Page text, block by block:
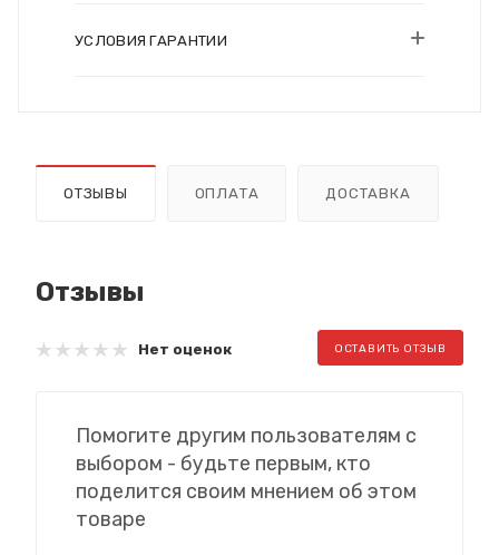
УСЛОВИЯ ГАРАНТИИ
ОТЗЫВЫ ОПЛАТА ДОСТАВКА
Отзывы
Нет оценок ОСТАВИТЬ ОТЗЫВ
Помогите другим пользователям с
выбором - будьте первым, кто
поделится своим мнением об этом
товаре